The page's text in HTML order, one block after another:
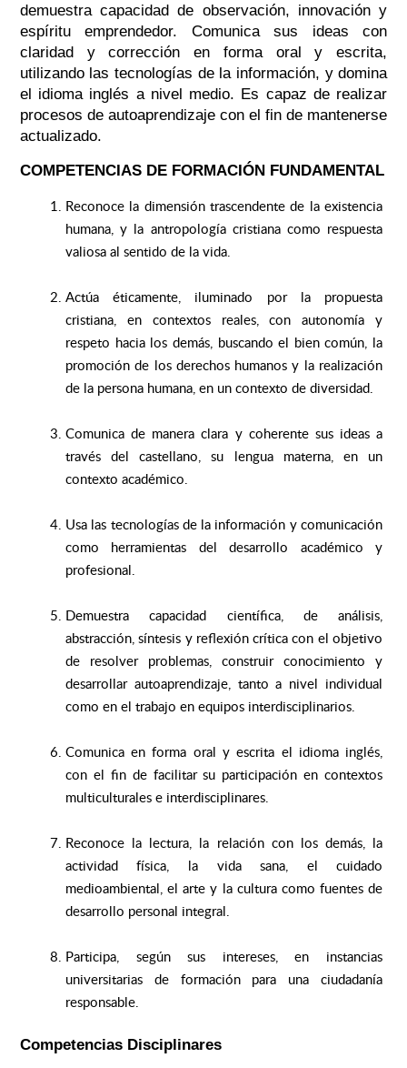
demuestra capacidad de observación, innovación y
espíritu emprendedor. Comunica sus ideas con
claridad y corrección en forma oral y escrita,
utilizando las tecnologías de la información, y domina
el idioma inglés a nivel medio. Es capaz de realizar
procesos de autoaprendizaje con el fin de mantenerse
actualizado.
COMPETENCIAS DE FORMACIÓN FUNDAMENTAL
Reconoce la dimensión trascendente de la existencia
humana, y la antropología cristiana como respuesta
valiosa al sentido de la vida.
Actúa éticamente, iluminado por la propuesta
cristiana, en contextos reales, con autonomía y
respeto hacia los demás, buscando el bien común, la
promoción de los derechos humanos y la realización
de la persona humana, en un contexto de diversidad.
Comunica de manera clara y coherente sus ideas a
través del castellano, su lengua materna, en un
contexto académico.
Usa las tecnologías de la información y comunicación
como herramientas del desarrollo académico y
profesional.
Demuestra capacidad científica, de análisis,
abstracción, síntesis y reflexión crítica con el objetivo
de resolver problemas, construir conocimiento y
desarrollar autoaprendizaje, tanto a nivel individual
como en el trabajo en equipos interdisciplinarios.
Comunica en forma oral y escrita el idioma inglés,
con el fin de facilitar su participación en contextos
multiculturales e interdisciplinares.
Reconoce la lectura, la relación con los demás, la
actividad física, la vida sana, el cuidado
medioambiental, el arte y la cultura como fuentes de
desarrollo personal integral.
Participa, según sus intereses, en instancias
universitarias de formación para una ciudadanía
responsable.
Competencias Disciplinares